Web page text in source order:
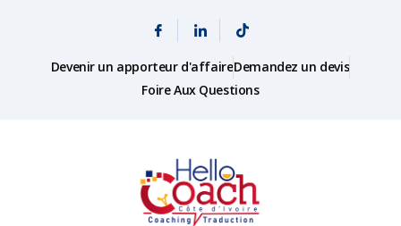
Devenir un apporteur d'affaireDemandez un devis
Foire Aux Questions